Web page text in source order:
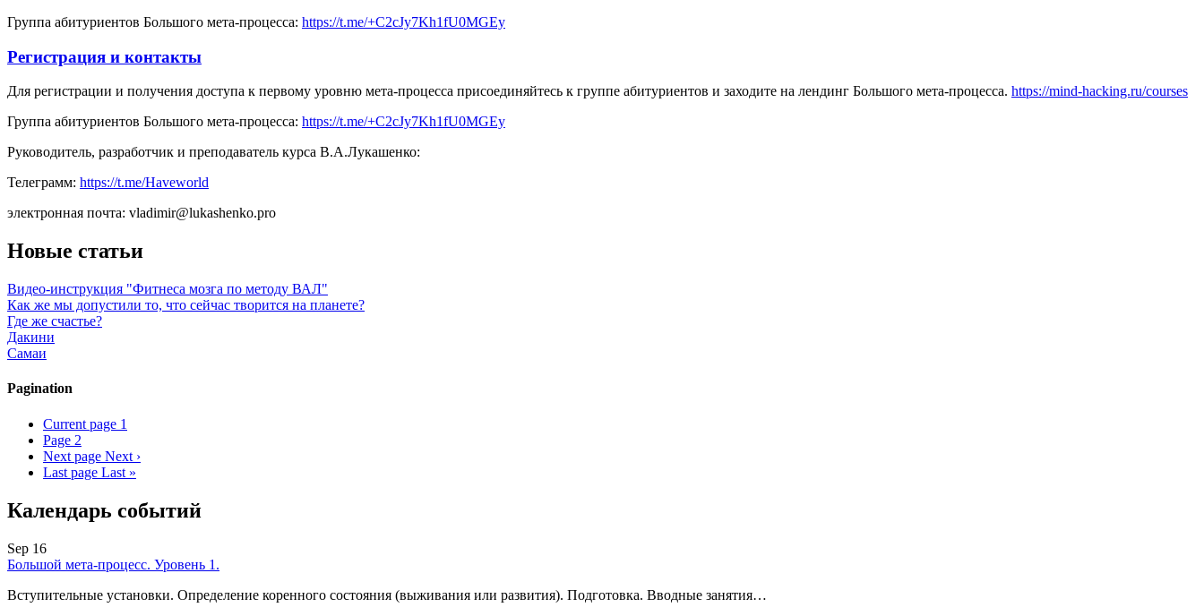
Группа абитуриентов Большого мета-процесса: https://t.me/+C2cJy7Kh1fU0MGEy
Регистрация и контакты
Для регистрации и получения доступа к первому уровню мета-процесса присоединяйтесь к группе абитуриентов и заходите на лендинг Большого мета-процесса. https://mind-hacking.ru/courses
Группа абитуриентов Большого мета-процесса: https://t.me/+C2cJy7Kh1fU0MGEy
Руководитель, разработчик и преподаватель курса В.А.Лукашенко:
Телеграмм: https://t.me/Haveworld
электронная почта: vladimir@lukashenko.pro
Новые статьи
Видео-инструкция "Фитнеса мозга по методу ВАЛ"
Как же мы допустили то, что сейчас творится на планете?
Где же счастье?
Дакини
Самаи
Pagination
Current page 1
Page 2
Next page Next ›
Last page Last »
Календарь событий
Sep 16
Большой мета-процесс. Уровень 1.
Вступительные установки. Определение коренного состояния (выживания или развития). Подготовка. Вводные занятия…